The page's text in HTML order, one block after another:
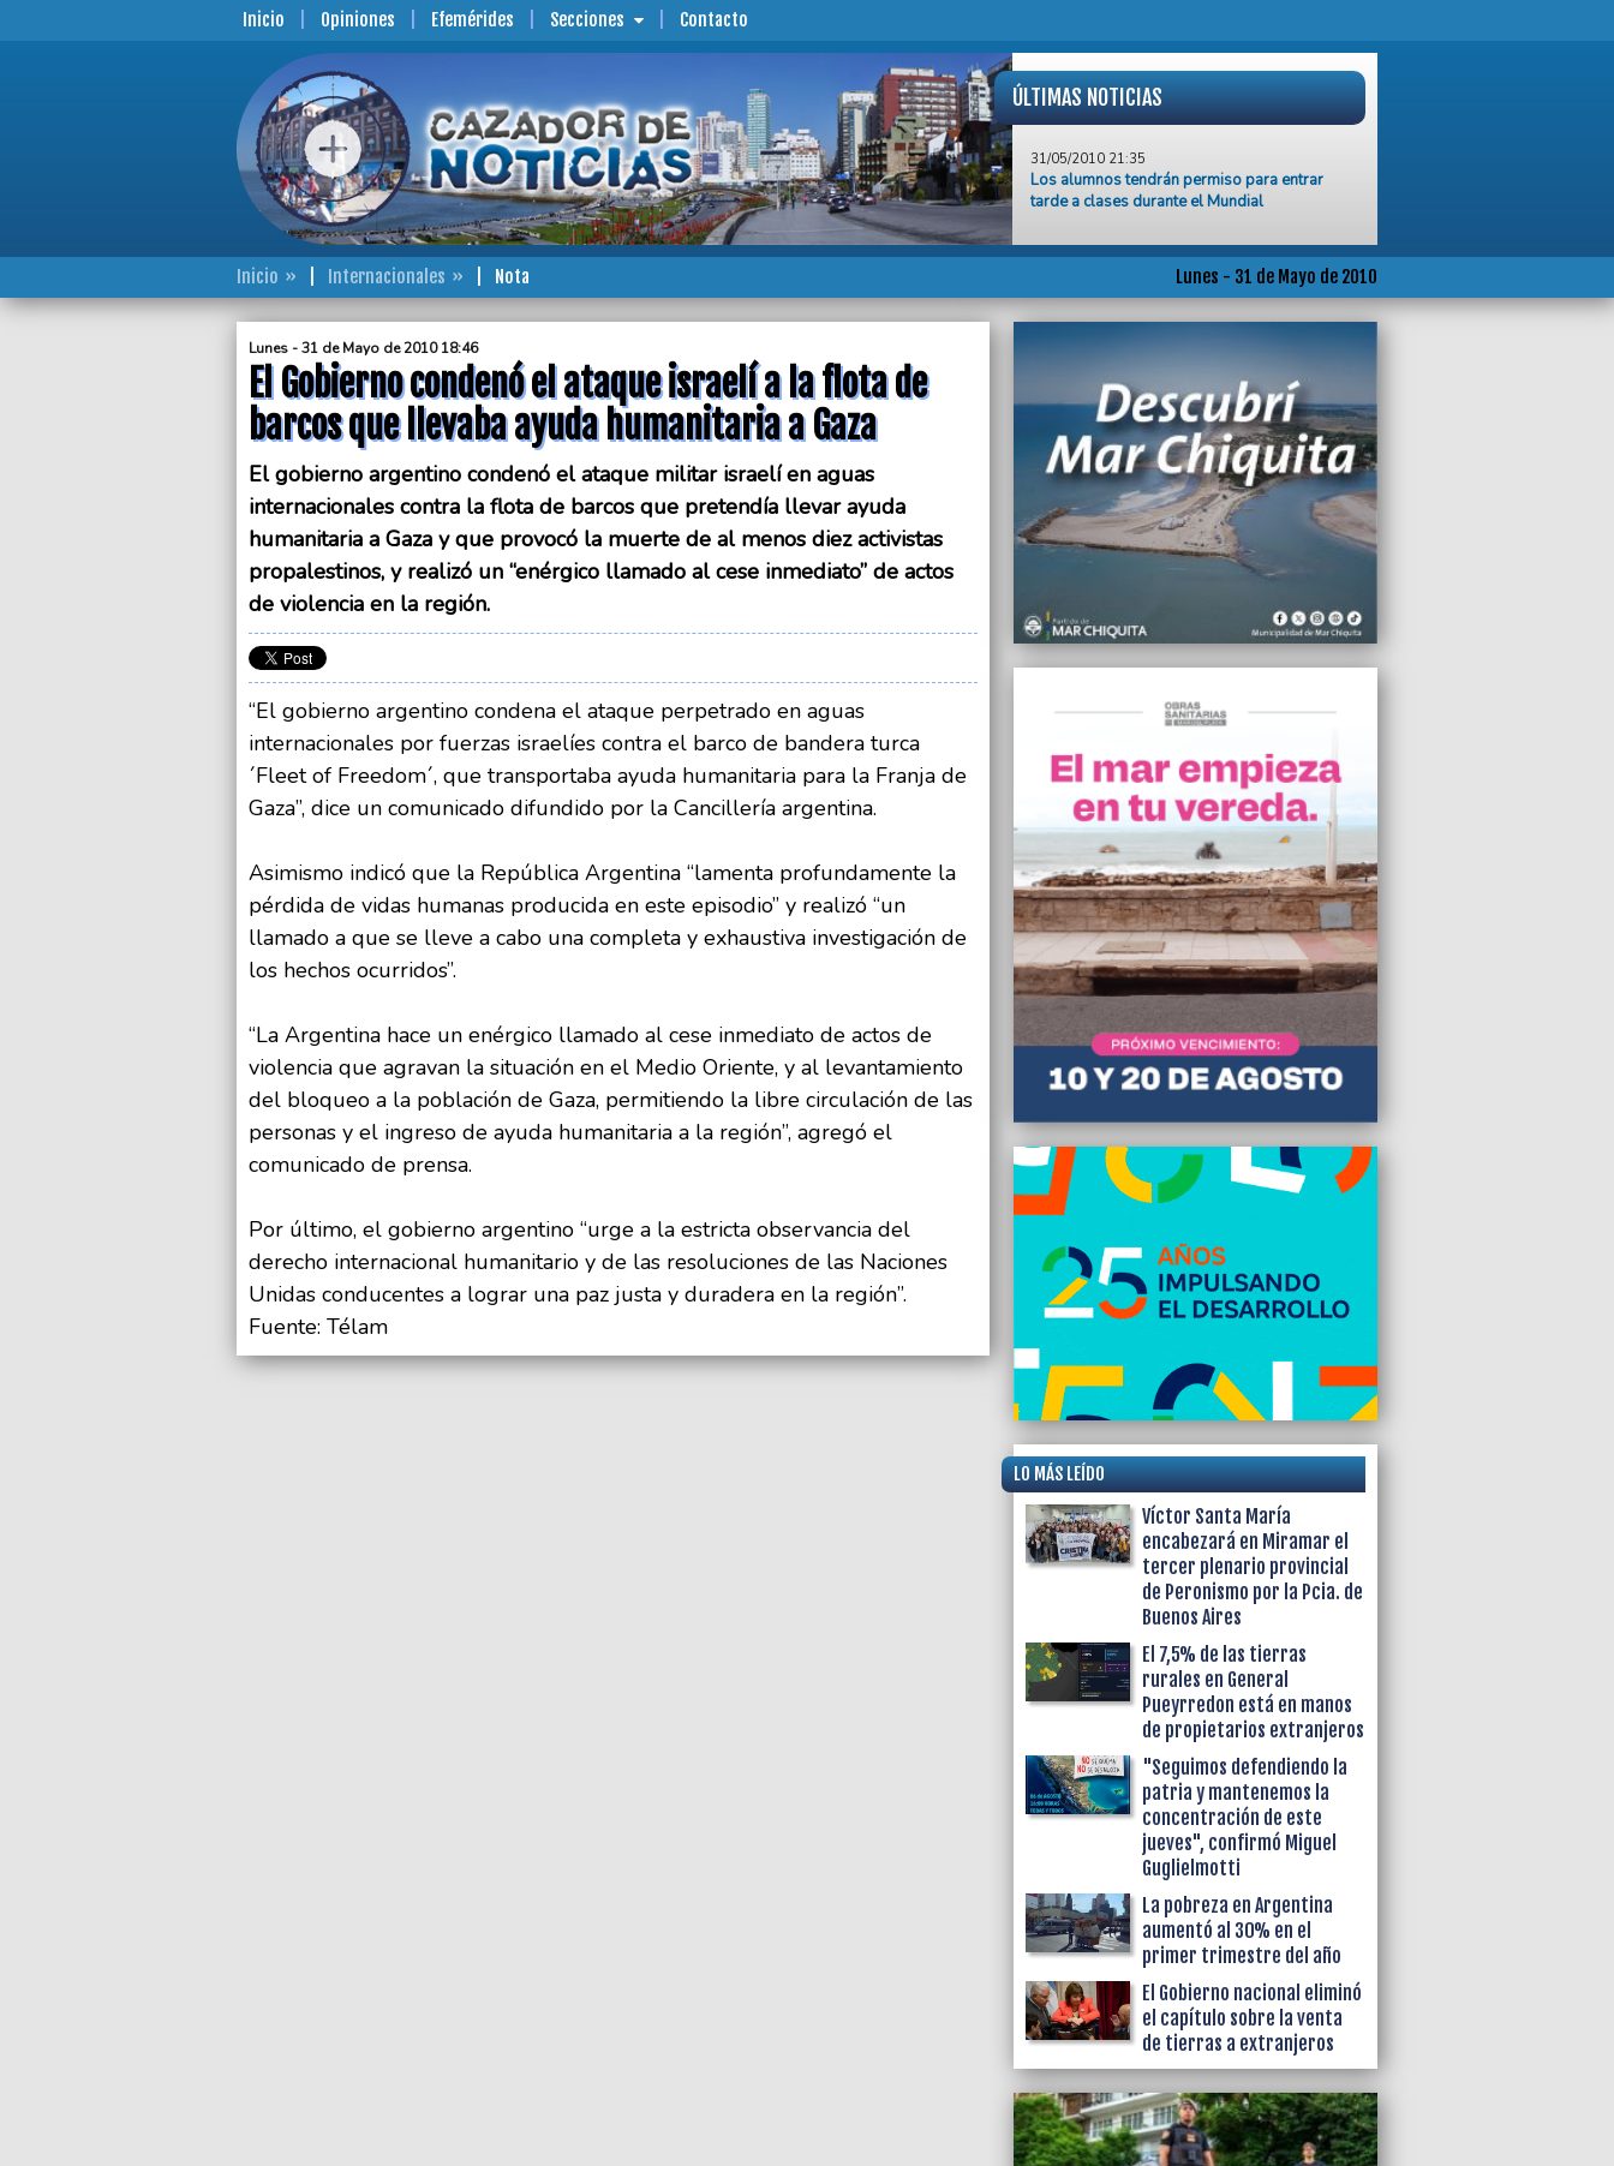
Inicio Opiniones Efemérides Secciones Contacto
ÚLTIMAS NOTICIAS
Los alumnos tendrán permiso para entrar
tarde a clases durante el Mundial
El Gobierno condenó el ataque israelí a la flota
de barcos que llevaba ayuda humanitaria a
El EMTur ya imprime su Guía Turística en
31/05/2010 17:36
El consumo de carne se contrajo más de 20%
en el cuatrimestre
31/05/2010 10:33
“A pesar de que está la plata, Pulti tiene una
deuda con nosotros”
“Me pareció mucho más transparente y
auténtico constituir un bloque unipersonal”
La OMS pide la prohibición publicitaria del
cigarrillo
30/05/2010 13:14
Robaron un camión con 245 cajones de
cerveza
30/05/2010 12:18
Se entregó el Premio “Alfonsina”
30/05/2010 09:00
"Necesitamos que haya una mano para los
clubes de barrio"
Lunes - 31 de Mayo de 2010
Inicio Internacionales Nota
Lunes - 31 de Mayo de 2010 18:46
El Gobierno condenó el ataque israelí a la flota de
barcos que llevaba ayuda humanitaria a Gaza
El gobierno argentino condenó el ataque militar israelí en aguas
internacionales contra la flota de barcos que pretendía llevar ayuda
humanitaria a Gaza y que provocó la muerte de al menos diez activistas
propalestinos, y realizó un “enérgico llamado al cese inmediato” de actos
de violencia en la región.
“El gobierno argentino condena el ataque perpetrado en aguas
internacionales por fuerzas israelíes contra el barco de bandera turca
´Fleet of Freedom´, que transportaba ayuda humanitaria para la Franja de
Gaza”, dice un comunicado difundido por la Cancillería argentina.
Asimismo indicó que la República Argentina “lamenta profundamente la
pérdida de vidas humanas producida en este episodio” y realizó “un
llamado a que se lleve a cabo una completa y exhaustiva investigación de
los hechos ocurridos”.
“La Argentina hace un enérgico llamado al cese inmediato de actos de
violencia que agravan la situación en el Medio Oriente, y al levantamiento
del bloqueo a la población de Gaza, permitiendo la libre circulación de las
personas y el ingreso de ayuda humanitaria a la región”, agregó el
comunicado de prensa.
Por último, el gobierno argentino “urge a la estricta observancia del
derecho internacional humanitario y de las resoluciones de las Naciones
Unidas conducentes a lograr una paz justa y duradera en la región”.
Fuente: Télam
LO MÁS LEÍDO
Víctor Santa María
encabezará en Miramar el
tercer plenario provincial
de Peronismo por la Pcia. de
Buenos Aires
El 7,5% de las tierras
rurales en General
Pueyrredon está en manos
de propietarios extranjeros
"Seguimos defendiendo la
patria y mantenemos la
concentración de este
jueves", confirmó Miguel
Guglielmotti
La pobreza en Argentina
aumentó al 30% en el
primer trimestre del año
El Gobierno nacional eliminó
el capítulo sobre la venta
de tierras a extranjeros